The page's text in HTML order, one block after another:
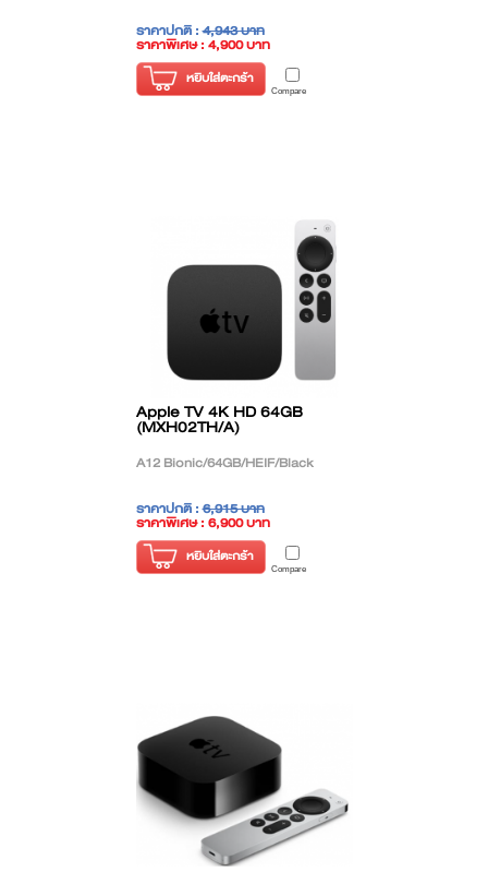
ราคาปกติ :4,943 บาท
ราคาพิเศษ : 4,900 บาท
( ราคาไม่รวมภาษี )
หยิบใส่ตะกร้า
Compare
Apple TV 4K HD 64GB
(MXH02TH/A)
A12 Bionic/64GB/HEIF/Black
ราคาปกติ :6,915 บาท
ราคาพิเศษ : 6,900 บาท
( ราคาไม่รวมภาษี )
หยิบใส่ตะกร้า
Compare